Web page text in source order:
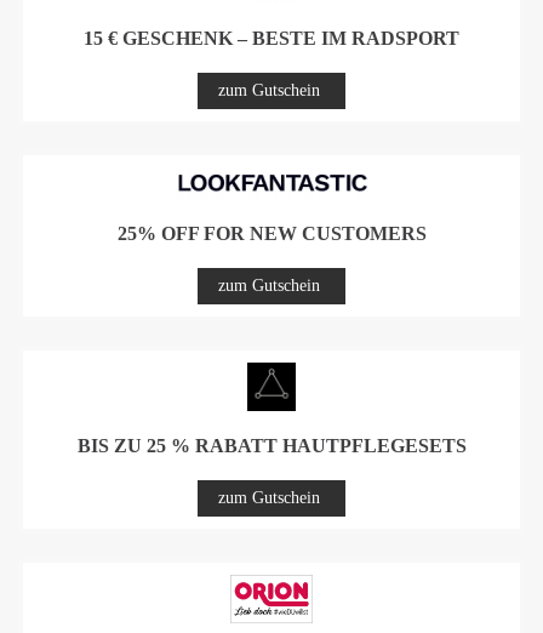
15 € GESCHENK – BESTE IM RADSPORT
zum Gutschein
25% OFF FOR NEW CUSTOMERS
zum Gutschein
BIS ZU 25 % RABATT HAUTPFLEGESETS
zum Gutschein